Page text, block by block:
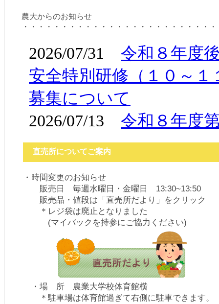
農大からのお知らせ
・・・・・・・・・・・・・・・・・・・・・・・・
直売所についてご案内
・時間変更のお知らせ
販売日 毎週水曜日・金曜日 13:30~13:50
販売品・値段は「直売所だより」をクリック
＊レジ袋は廃止となりました
(マイバックを持参にご協力ください)
・場 所 農業大学校体育館横
＊駐車場は体育館過ぎて右側に駐車できます。